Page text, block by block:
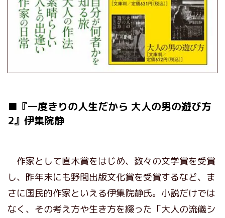
■『一度きりの人生だから 大人の男の遊び方
2』伊集院静
作家として直木賞をはじめ、数々の文学賞を受賞
し、昨年末にも野間出版文化賞を受賞するなど、ま
さに国民的作家といえる伊集院静氏。小説だけでは
なく、その考え方や生き方を綴った「大人の流儀シ